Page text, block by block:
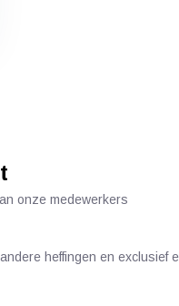
onze medewerkers
heffingen en exclusief